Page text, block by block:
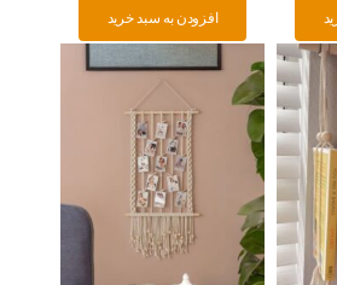
افزودن به سبد خرید